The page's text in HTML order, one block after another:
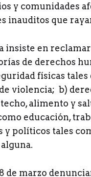
y comunidades
inauditos que
insiste en
de derechos
físicas
violencia; b)
alimento y
educación,
y políticos tales
de marzo